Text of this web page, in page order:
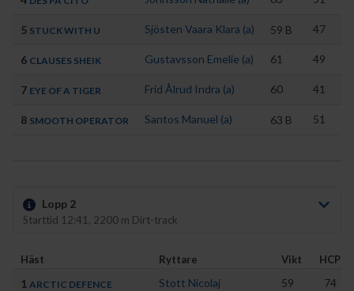
5 STUCK WITH U Sjösten Vaara Klara (a) 59 B 47
6 CLAUSES SHEIK Gustavsson Emelie (a) 61 49
7 EYE OF A TIGER Frid Ålrud Indra (a) 60 41
8 SMOOTH OPERATOR Santos Manuel (a) 63 B 51
Lopp 2
Starttid 12:41, 2200 m Dirt-track
Häst Ryttare Vikt HCP
1 ARCTIC DEFENCE Stott Nicolaj 59 74